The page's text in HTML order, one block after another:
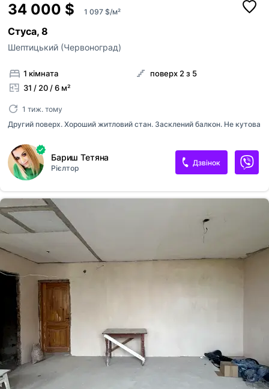
34 000 $ 1 097 $/м²
Стуса, 8
Шептицький (Червоноград)
1 кімната
31 / 20 / 6 м²
поверх 2 з 5
1 тиж. тому
Другий поверх. Хороший житловий стан. Засклений балкон. Не кутова
Бариш Тетяна
Рієлтор
Дзвінок